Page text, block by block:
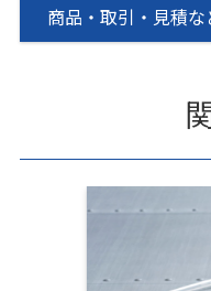
商品・取引・見積な